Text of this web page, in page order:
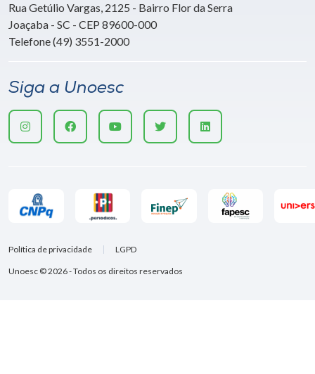
Rua Getúlio Vargas, 2125 - Bairro Flor da Serra
Joaçaba - SC - CEP 89600-000
Telefone (49) 3551-2000
Siga a Unoesc
Unoesc © 2026 - Todos os direitos reservados
Política de privacidade LGPD